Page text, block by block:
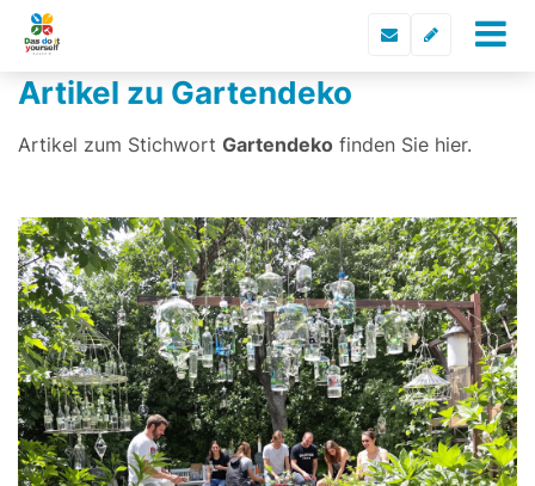
Artikel zu Gartendeko
Artikel zum Stichwort Gartendeko finden Sie hier.